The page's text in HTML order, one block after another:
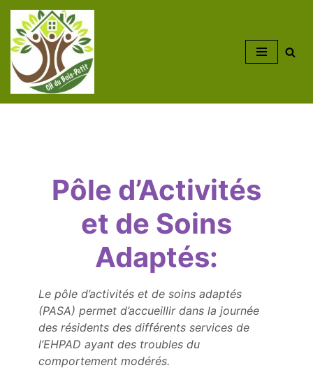
Aller
au
contenu
Pôle d’Activités
et de Soins
Adaptés:
Le pôle d’activités et de soins adaptés
(PASA) permet d’accueillir dans la journée
des résidents des différents services de
l’EHPAD ayant des troubles du
comportement modérés.